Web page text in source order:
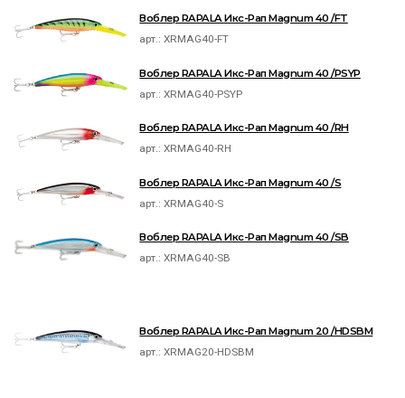
Воблер RAPALA Икс-Рап Magnum 40 /FT
арт.:XRMAG40-FT
Воблер RAPALA Икс-Рап Magnum 40 /PSYP
арт.:XRMAG40-PSYP
Воблер RAPALA Икс-Рап Magnum 40 /RH
арт.:XRMAG40-RH
Воблер RAPALA Икс-Рап Magnum 40 /S
арт.:XRMAG40-S
Воблер RAPALA Икс-Рап Magnum 40 /SB
арт.:XRMAG40-SB
Воблер RAPALA Икс-Рап Magnum 20 /HDSBM
арт.:XRMAG20-HDSBM